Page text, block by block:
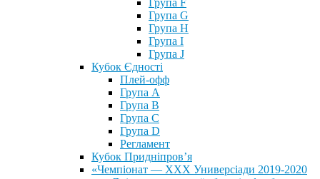
Група F
Група G
Група H
Група I
Група J
Кубок Єдності
Плей-офф
Група А
Група В
Група С
Група D
Регламент
Кубок Придніпров’я
«Чемпіонат — ХХХ Универсіади 2019-2020